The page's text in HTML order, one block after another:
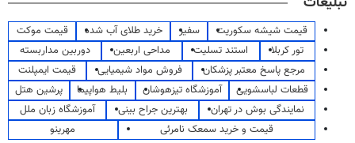
قیمت شیشه سکوریت سفیر خرید طلای آب شده
قیمت موکت
تور کربلا
استند تسلیت مداحی اربعین
دوربین مداربسته
مرجع پاسخ معتبر پزشکان
فروش مواد شیمیایی
قیمت ایمپلنت
قطعات لباسشویی
آموزشگاه تیزهوشان بلیط هواپیما
پرشین هتل
نمایندگی بوش در تهران
بهترین جراح بینی
آموزشگاه زبان ملل
قیمت و خرید سمعک نامرئی
مهرینو